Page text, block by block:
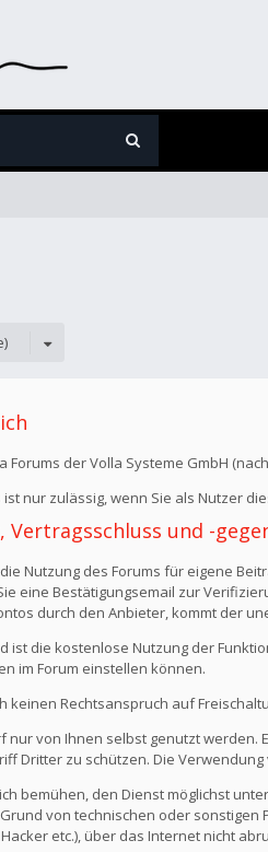
Forums der Volla Systeme GmbH
ist nur zulässig, wenn Sie als Nutzer
Vertragsschluss und -
Nutzung des Forums für eigene
eine Bestätigungsemail zur
durch den Anbieter, kommt der
ist die kostenlose Nutzung der
im Forum einstellen können.
keinen Rechtsanspruch auf
nur von Ihnen selbst genutzt
Dritter zu schützen. Die
bemühen, den Dienst möglichst
von technischen oder sonstigen
etc.), über das Internet nicht